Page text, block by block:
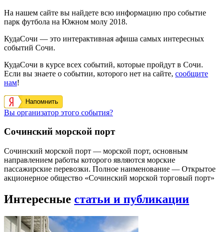
На нашем сайте вы найдете всю информацию про событие
парк футбола на Южном молу 2018.
КудаСочи — это интерактивная афиша самых интересных
событий Сочи.
КудаСочи в курсе всех событий, которые пройдут в Сочи.
Если вы знаете о событии, которого нет на сайте, сообщите
нам!
Напомнить
Вы организатор этого события?
Сочинский морской порт
Сочинский морской порт — морской порт, основным
направлением работы которого являются морские
пассажирские перевозки. Полное наименование — Открытое
акционерное общество «Сочинский морской торговый порт»
Интересные статьи и публикации